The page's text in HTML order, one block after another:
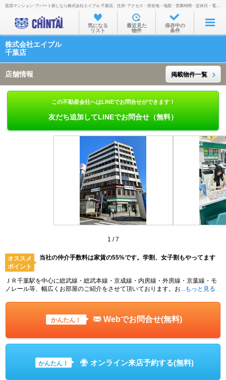
お部屋を探す
沿線・駅から
通勤通学時間から
物件特集から
TOP
賃貸マンション･アパート探しなら株式会社エイブル 千葉店。住所･アクセス・所在地・地図・営業時間・定休日・電話番号などを掲載。
気になる
リスト
最近見た
物件
保存中の
条件
株式会社エイブル
千葉店
店舗情報 掲載物件一覧
この不動産会社へはLINEでお問合せができます！
友だち追加してLINEでお問合せ（無料）
1 /7
オススメ
ポイント
当社の仲介手数料は家賃の55%です。学割、女子割もやってます
ＪＲ千葉駅を中心に総武線・総武本線・京成線・内房線・外房線・京葉線・モ
ノレール等、幅広くお部屋のご紹介をさせて頂いております。お ...もっと見る
かんたん！ Webでお問合せ(無料)
かんたん！ オンライン来店予約する(無料)